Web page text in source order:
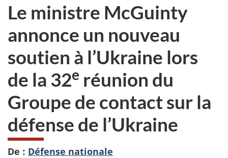
ici :
Le ministre McGuinty
annonce un nouveau
soutien à l’Ukraine lors
de la 32e réunion du
Groupe de contact sur la
défense de l’Ukraine
De : Défense nationale